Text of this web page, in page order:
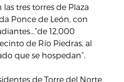
tres torres de Plaza
Ponce de León, con
12,000
de Río Piedras, al
que se hospedan”.
de Torre del Norte